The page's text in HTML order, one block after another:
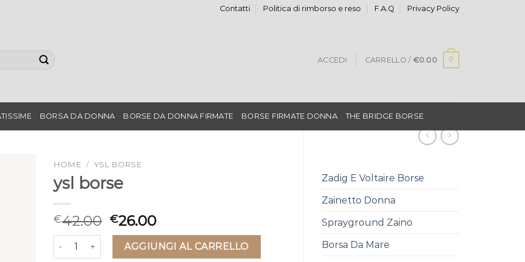
Contatti Politica di rimborso e reso F.A.Q Privacy Policy
ACCEDI CARRELLO / €0.00 0
BORSA DA DONNA BORSE DA DONNA FIRMATE BORSE FIRMATE DONNA THE BRIDGE BORSE
Zadig E Voltaire Borse
Zainetto Donna
Sprayground Zaino
Borsa Da Mare
HOME / YSL BORSE
ysl borse
€42.00 €26.00
ysl borse quantitàAGGIUNGI AL CARRELLO